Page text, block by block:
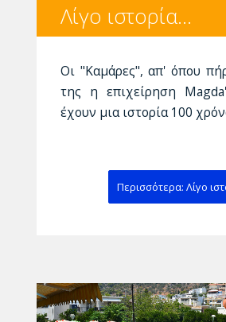
Λίγο ιστορία...
Οι "Καμάρες", απ' όπου
της η επιχείρηση
έχουν μια ιστορία 100
Περισσότερα: Λίγο